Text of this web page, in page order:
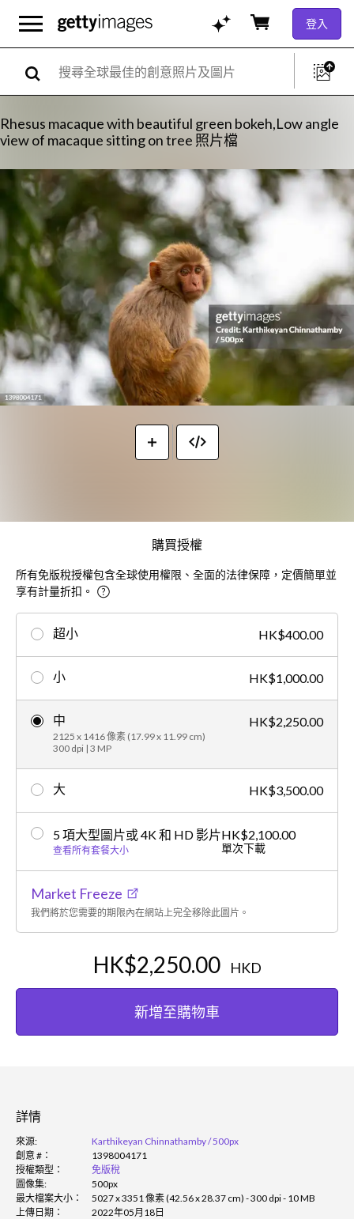
登入
Rhesus macaque with beautiful green bokeh,Low angle
view of macaque sitting on tree 照片檔
購買授權
所有免版稅授權包含全球使用權限、全面的法律保障，定價簡單並
享有計量折扣。
超小 HK$400.00
小 HK$1,000.00
中
2125 x 1416 像素 (17.99 x 11.99 cm)
300 dpi | 3 MP
HK$2,250.00
大 HK$3,500.00
5 項大型圖片或 4K 和 HD 影片
查看所有套餐大小
HK$2,100.00
單次下載
Market Freeze
我們將於您需要的期限內在網站上完全移除此圖片。
HK$2,250.00 HKD
新增至購物車
詳情
來源:
Karthikeyan Chinnathamby / 500px
創意 #：
1398004171
授權類型：
免版稅
圖像集:
500px
最大檔案大小：
5027 x 3351 像素 (42.56 x 28.37 cm) - 300 dpi - 10 MB
上傳日期：
2022年05月18日